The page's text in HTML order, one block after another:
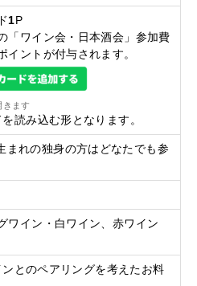
1P
「ワイン会・日本酒会」参加費
イントが付与されます。
ます
読み込む形となります。
まれの独身の方はどなたでも参
ワイン・白ワイン、赤ワイン
とのペアリングを考えたお料